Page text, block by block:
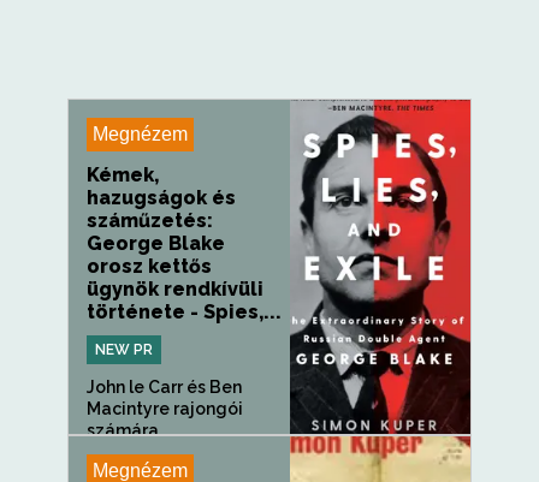
Megnézem
Kémek,
hazugságok és
száműzetés:
George Blake
orosz kettős
ügynök rendkívüli
története - Spies,...
NEW PR
John le Carr és Ben
Macintyre rajongói
számára,...
Megnézem